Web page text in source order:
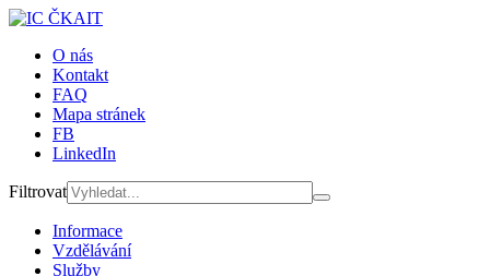
O nás
Kontakt
FAQ
Mapa stránek
FB
LinkedIn
Filtrovat
Informace
Vzdělávání
Služby